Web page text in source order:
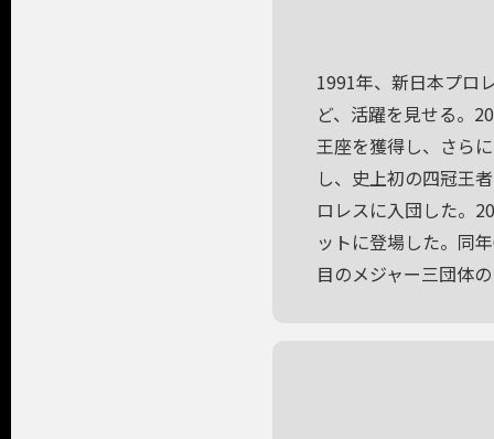
1991年、新日本プロ
ど、活躍を見せる。
王座を獲得し、さら
し、史上初の四冠王
ロレスに入団した。
ットに登場した。同
目のメジャー三団体